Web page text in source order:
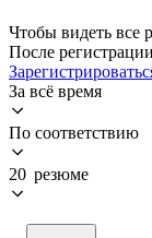
Чтобы видеть все
После
За всё время
По соответствию
20 резюме